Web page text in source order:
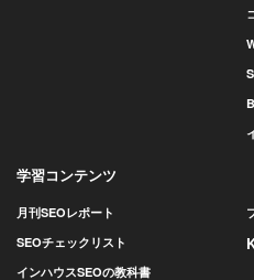
学習コンテンツ
月刊SEOレポート
SEOチェックリスト
インハウスSEOの教科書